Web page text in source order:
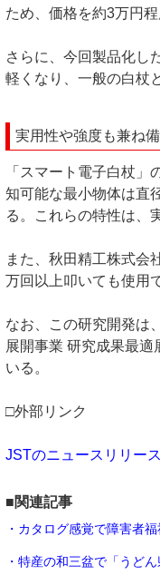
ため、価格を約3万円程
さらに、今回製品化し
軽くなり、一般の白杖
実用性や強度も兼ね
「スマート電子白杖
知可能な最小物体は直
る。これらの特性は、
また、秋田精工株式会
万回以上叩いても使用
なお、この研究開発は
展開事業 研究成果最
いる。
□外部リンク
JSTのニュースリリース
■関連記事
・カタログ感覚で障害者
・特産の和三盆で「うど